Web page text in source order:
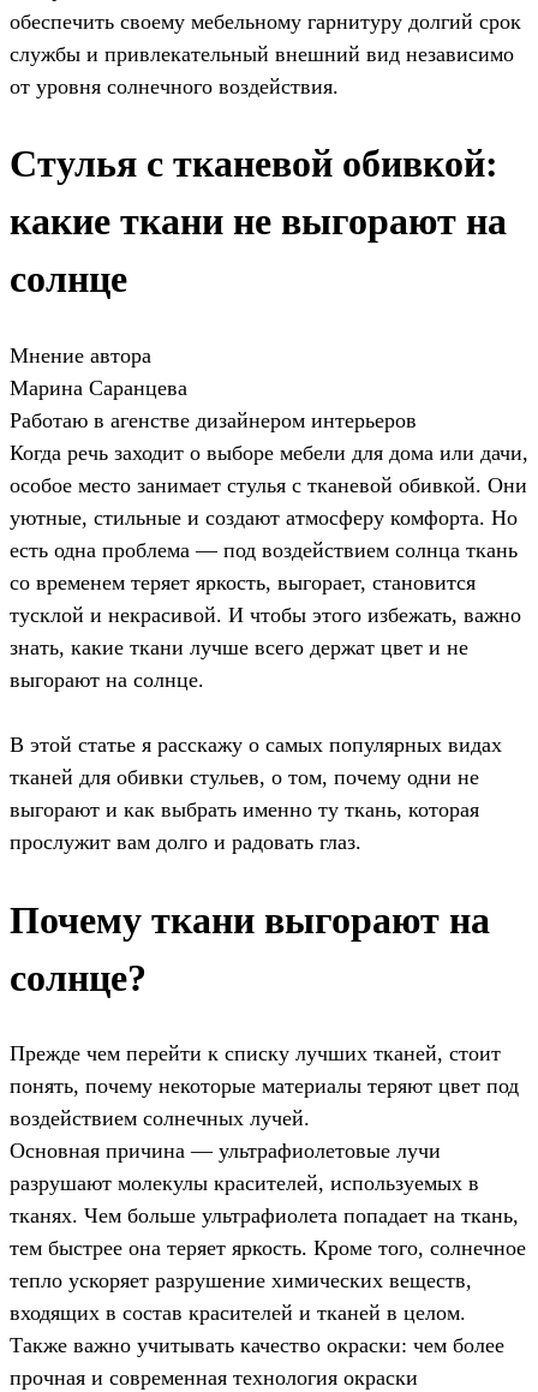
обеспечить своему мебельному гарнитуру долгий срок
службы и привлекательный внешний вид независимо
от уровня солнечного воздействия.
Стулья с тканевой обивкой:
какие ткани не выгорают на
солнце
Мнение автора
Марина Саранцева
Работаю в агенстве дизайнером интерьеров
Когда речь заходит о выборе мебели для дома или дачи,
особое место занимает стулья с тканевой обивкой. Они
уютные, стильные и создают атмосферу комфорта. Но
есть одна проблема — под воздействием солнца ткань
со временем теряет яркость, выгорает, становится
тусклой и некрасивой. И чтобы этого избежать, важно
знать, какие ткани лучше всего держат цвет и не
выгорают на солнце.
В этой статье я расскажу о самых популярных видах
тканей для обивки стульев, о том, почему одни не
выгорают и как выбрать именно ту ткань, которая
прослужит вам долго и радовать глаз.
Почему ткани выгорают на
солнце?
Прежде чем перейти к списку лучших тканей, стоит
понять, почему некоторые материалы теряют цвет под
воздействием солнечных лучей.
Основная причина — ультрафиолетовые лучи
разрушают молекулы красителей, используемых в
тканях. Чем больше ультрафиолета попадает на ткань,
тем быстрее она теряет яркость. Кроме того, солнечное
тепло ускоряет разрушение химических веществ,
входящих в состав красителей и тканей в целом.
Также важно учитывать качество окраски: чем более
прочная и современная технология окраски